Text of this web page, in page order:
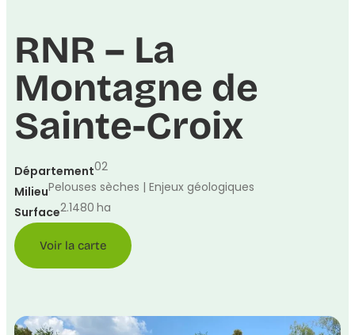
RNR – La
Montagne de
Sainte-Croix
Département02
MilieuPelouses sèches | Enjeux géologiques
Surface2.1480 ha
Voir la carte